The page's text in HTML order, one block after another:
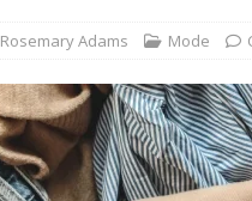
Rosemary Adams Mode